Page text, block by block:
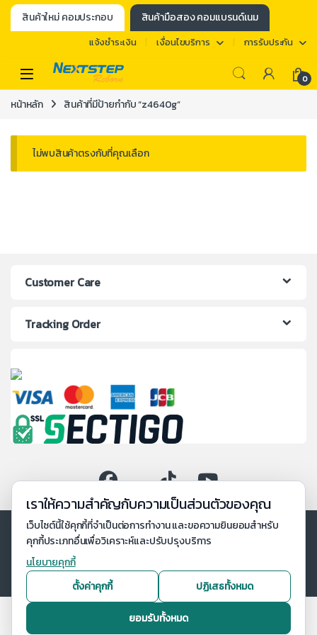
สินค้าใหม่ คอมประกอบ สินค้ามือสอง คอมแบรนด์เนม
แจ้งชำระเงิน เงื่อนไขบริการ การรับประกัน
0
หน้าหลัก สินค้าที่มีป้ายกำกับ “z4640g”
ไม่พบสินค้าตรงกับที่คุณเลือก
Customer Care
Tracking Order
เราให้ความสำคัญกับความเป็นส่วนตัวของคุณ
เว็บไซต์นี้ใช้คุกกี้ที่จำเป็นต่อการทำงาน และขอความยินยอมสำหรับ
คุกกี้ประเภทอื่นเพื่อวิเคราะห์และปรับปรุงบริการ
นโยบายคุกกี้
ตั้งค่าคุกกี้
ปฏิเสธทั้งหมด
ยอมรับทั้งหมด